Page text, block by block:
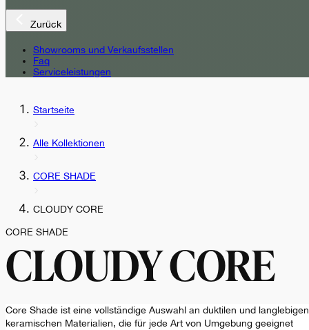
Zurück
Showrooms und Verkaufsstellen
Faq
Serviceleistungen
Startseite
Alle Kollektionen
CORE SHADE
CLOUDY CORE
CORE SHADE
CLOUDY CORE
Core Shade ist eine vollständige Auswahl an duktilen und langlebigen
keramischen Materialien, die für jede Art von Umgebung geeignet